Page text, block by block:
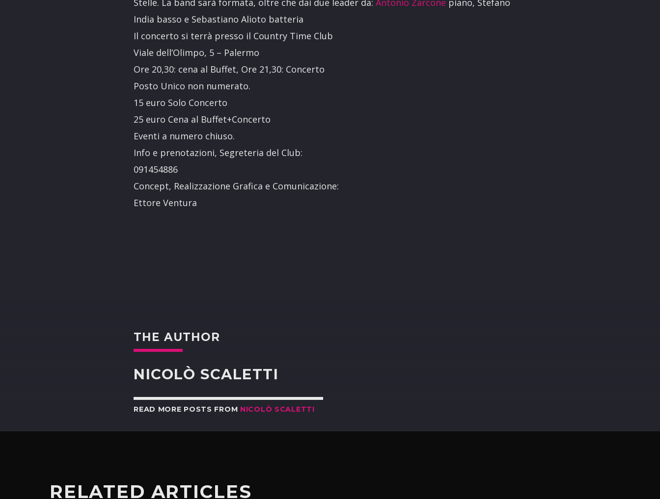
Stelle. La band sarà formata, oltre che dai due leader da:Antonio Zarcone piano, Stefano
India basso e Sebastiano Alioto batteria
Il concerto si terrà presso il Country Time Club
Viale dell’Olimpo, 5 – Palermo
Ore 20,30: cena al Buffet, Ore 21,30: Concerto
Posto Unico non numerato.
15 euro Solo Concerto
25 euro Cena al Buffet+Concerto
Eventi a numero chiuso.
Info e prenotazioni, Segreteria del Club:
091454886
Concept, Realizzazione Grafica e Comunicazione:
Ettore Ventura
THE AUTHOR
NICOLÒ SCALETTI
READ MORE POSTS FROM NICOLÒ SCALETTI
RELATED ARTICLES